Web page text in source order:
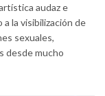
audaz e
la visibilización de
sexuales,
desde mucho